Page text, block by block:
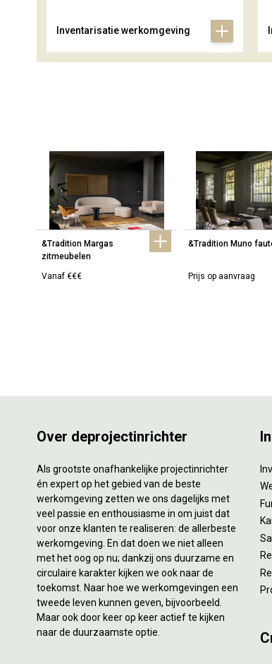
Inventarisatie werkomgeving
&Tradition Margas
zitmeubelen
Vanaf €€€
&Tradition Muno
Prijs op aanvraag
Over deprojectinrichter
Als grootste onafhankelijke projectinrichter
én expert op het gebied van de beste
werkomgeving zetten we ons dagelijks met
veel passie en enthousiasme in om juist dat
voor onze klanten te realiseren: de allerbeste
werkomgeving. En dat doen we niet alleen
met het oog op nu; dankzij ons duurzame en
circulaire karakter kijken we ook naar de
toekomst. Naar hoe we werkomgevingen een
tweede leven kunnen geven, bijvoorbeeld.
Maar ook door keer op keer actief te kijken
naar de duurzaamste optie.